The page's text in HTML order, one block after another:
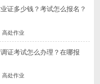
证多少钱？考试怎么报名？
高处作业
证考试怎么办理？在哪报
高处作业